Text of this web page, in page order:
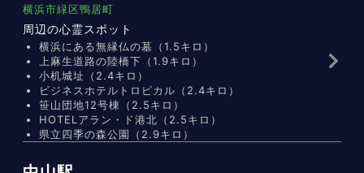
横浜市緑区鴨居町
周辺の心霊スポット
横浜にある無縁仏の墓（1.5キロ）
上麻生道路の陸橋下（1.9キロ）
小机城址（2.4キロ）
ビジネスホテルトロピカル（2.4キロ）
笹山団地12号棟（2.5キロ）
HOTELアラン・ド港北（2.5キロ）
県立四季の森公園（2.9キロ）